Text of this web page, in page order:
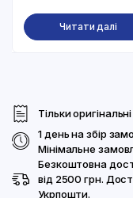
Читати далі
Тільки
1 день на збір
Мінімальне
Безкоштовна
від 2500 грн.
Укрпошти.